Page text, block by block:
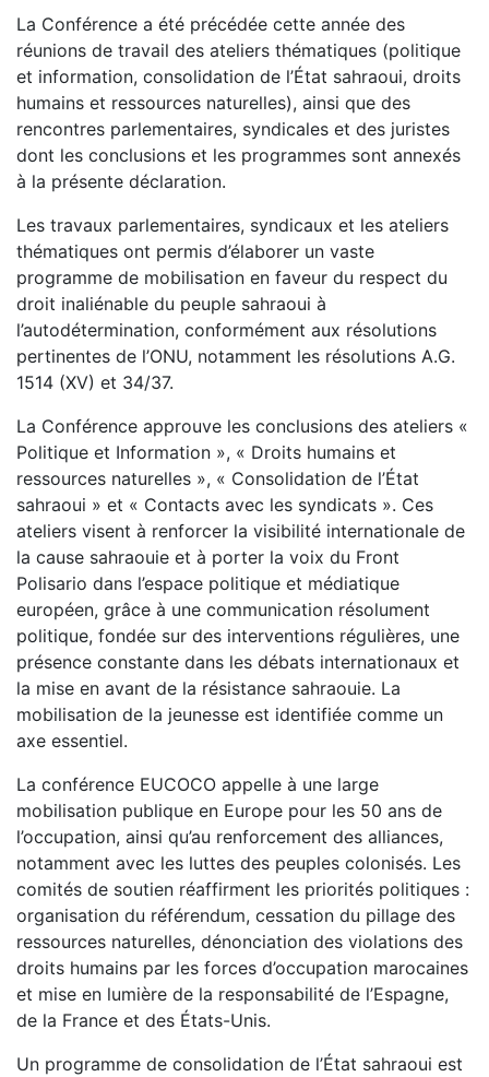
La Conférence a été précédée cette année des
réunions de travail des ateliers thématiques (politique
et information, consolidation de l’État sahraoui, droits
humains et ressources naturelles), ainsi que des
rencontres parlementaires, syndicales et des juristes
dont les conclusions et les programmes sont annexés
à la présente déclaration.
Les travaux parlementaires, syndicaux et les ateliers
thématiques ont permis d’élaborer un vaste
programme de mobilisation en faveur du respect du
droit inaliénable du peuple sahraoui à
l’autodétermination, conformément aux résolutions
pertinentes de l’ONU, notamment les résolutions A.G.
1514 (XV) et 34/37.
La Conférence approuve les conclusions des ateliers «
Politique et Information », « Droits humains et
ressources naturelles », « Consolidation de l’État
sahraoui » et « Contacts avec les syndicats ». Ces
ateliers visent à renforcer la visibilité internationale de
la cause sahraouie et à porter la voix du Front
Polisario dans l’espace politique et médiatique
européen, grâce à une communication résolument
politique, fondée sur des interventions régulières, une
présence constante dans les débats internationaux et
la mise en avant de la résistance sahraouie. La
mobilisation de la jeunesse est identifiée comme un
axe essentiel.
La conférence EUCOCO appelle à une large
mobilisation publique en Europe pour les 50 ans de
l’occupation, ainsi qu’au renforcement des alliances,
notamment avec les luttes des peuples colonisés. Les
comités de soutien réaffirment les priorités politiques :
organisation du référendum, cessation du pillage des
ressources naturelles, dénonciation des violations des
droits humains par les forces d’occupation marocaines
et mise en lumière de la responsabilité de l’Espagne,
de la France et des États-Unis.
Un programme de consolidation de l’État sahraoui est